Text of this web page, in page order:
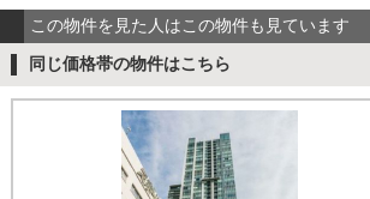
この物件を見た人はこの物件も見ています
同じ価格帯の物件はこちら